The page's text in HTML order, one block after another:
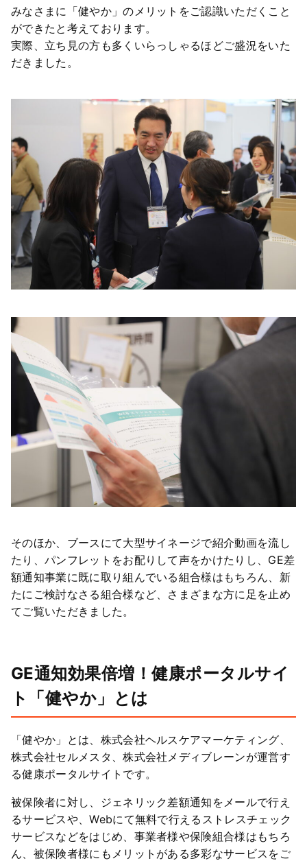
みなさまに「健やか」のメリットをご認識いただくこと
ができたと考えております。
実際、立ち見の方も多くいらっしゃるほどご盛況をいた
だきました。
そのほか、ブースにて大型サイネージで紹介動画を流し
たり、パンフレットをお配りして声をかけたりし、GE差
額通知事業に既に取り組んでいる組合様はもちろん、新
たにご検討なさる組合様など、さまざまな方に足を止め
てご覧いただきました。
GE通知効果倍増！健康ポータルサイ
ト「健やか」とは
「健やか」とは、株式会社ヘルスケアマーケティング、
株式会社セルメスタ、株式会社メディブレーンが運営す
る健康ポータルサイトです。
被保険者に対し、ジェネリック差額通知をメールで行え
るサービスや、Webにて無料で行えるストレスチェック
サービスなどをはじめ、事業者様や保険組合様はもちろ
ん、被保険者様にもメリットがある多彩なサービスをご